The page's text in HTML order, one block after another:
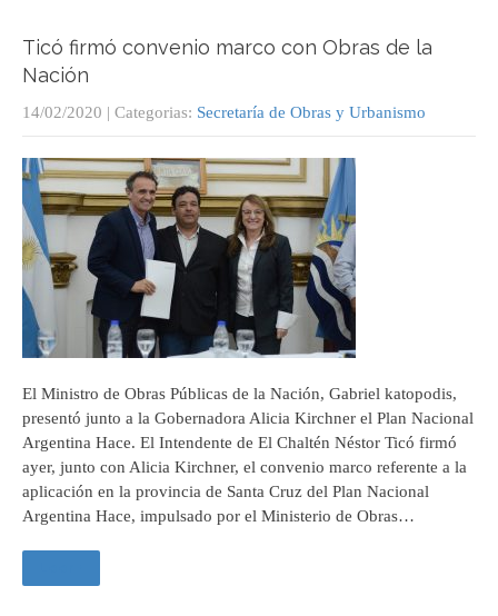
Ticó firmó convenio marco con Obras de la
Nación
14/02/2020 | Categorias: Secretaría de Obras y Urbanismo
El Ministro de Obras Públicas de la Nación, Gabriel katopodis,
presentó junto a la Gobernadora Alicia Kirchner el Plan Nacional
Argentina Hace. El Intendente de El Chaltén Néstor Ticó firmó
ayer, junto con Alicia Kirchner, el convenio marco referente a la
aplicación en la provincia de Santa Cruz del Plan Nacional
Argentina Hace, impulsado por el Ministerio de Obras…